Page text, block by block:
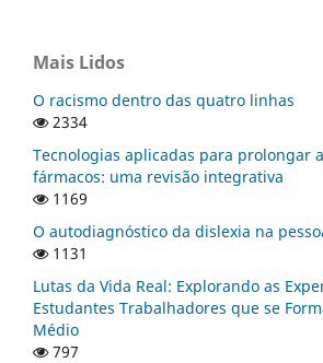
Mais Lidos
O racismo dentro das quatro linhas
2334
Tecnologias aplicadas para prolongar
fármacos: uma revisão integrativa
1169
O autodiagnóstico da dislexia na
1131
Lutas da Vida Real: Explorando as
Estudantes Trabalhadores que se
Médio
797